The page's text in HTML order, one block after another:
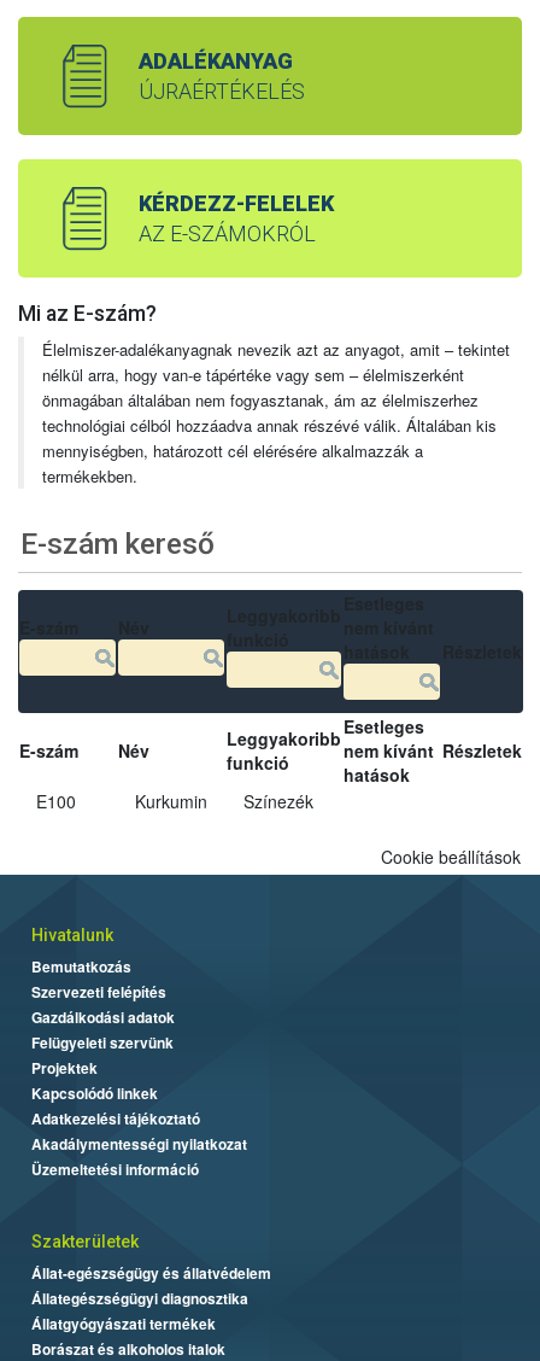
ADALÉKANYAG
ÚJRAÉRTÉKELÉS
KÉRDEZZ-FELELEK
AZ E-SZÁMOKRÓL
Mi az E-szám?
Élelmiszer-adalékanyagnak nevezik azt az anyagot, amit – tekintet
nélkül arra, hogy van-e tápértéke vagy sem – élelmiszerként
önmagában általában nem fogyasztanak, ám az élelmiszerhez
technológiai célból hozzáadva annak részévé válik. Általában kis
mennyiségben, határozott cél elérésére alkalmazzák a
termékekben.
E-szám kereső
E-szám Név
Leggyakoribb
funkció
Esetleges
nem kívánt
hatások
Részletek
E100 Kurkumin Színezék
Cookie beállítások
Hivatalunk
Bemutatkozás
Szervezeti felépítés
Gazdálkodási adatok
Felügyeleti szervünk
Projektek
Kapcsolódó linkek
Adatkezelési tájékoztató
Akadálymentességi nyilatkozat
Üzemeltetési információ
Szakterületek
Állat-egészségügy és állatvédelem
Állategészségügyi diagnosztika
Állatgyógyászati termékek
Borászat és alkoholos italok